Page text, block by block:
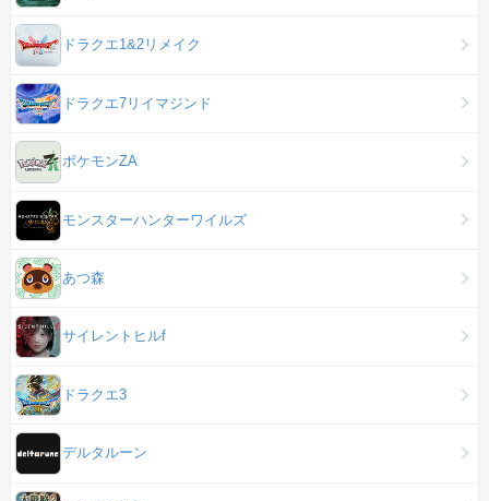
ドラクエ1&2リメイク
ドラクエ7リイマジンド
ポケモンZA
モンスターハンターワイルズ
あつ森
サイレントヒルf
ドラクエ3
デルタルーン